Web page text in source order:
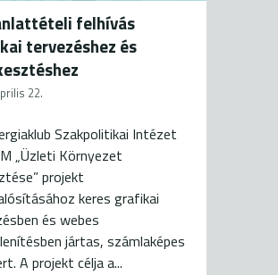
felhívás
tervezéshez és
22.
Szakpolitikai Intézet
„Üzleti Környezet
projekt
keres grafikai
és webes
jártas, számlaképes
A projekt célja a...